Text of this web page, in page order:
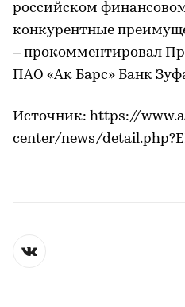
российском
конкурентные
– прокомментировал
ПАО «Ак Барс» Банк
Источник: https://
center/news/